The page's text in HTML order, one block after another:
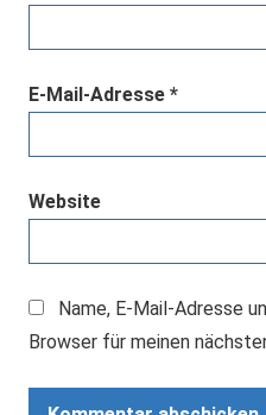
E-Mail-Adresse *
Website
Name, E-Mail-Adresse
Browser für meinen